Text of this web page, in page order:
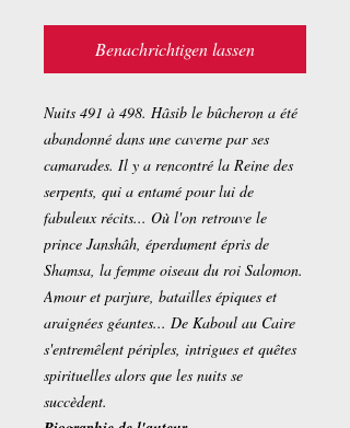
Benachrichtigen lassen
Nuits 491 à 498. Hâsib le bûcheron a été
abandonné dans une caverne par ses
camarades. Il y a rencontré la Reine des
serpents, qui a entamé pour lui de
fabuleux récits... Où l'on retrouve le
prince Janshâh, éperdument épris de
Shamsa, la femme oiseau du roi Salomon.
Amour et parjure, batailles épiques et
araignées géantes... De Kaboul au Caire
s'entremêlent périples, intrigues et quêtes
spirituelles alors que les nuits se
succèdent.